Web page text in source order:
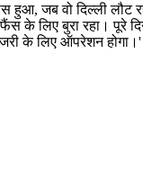
हुआ, जब वो दिल्ली लौट
के लिए बुरा रहा। पूरे
के लिए ऑपरेशन होगा।'